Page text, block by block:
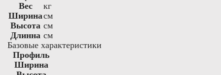
Вес
кг
Ширинасм
Высота см
Длинна см
Базовые характеристики
Профиль
Ширина